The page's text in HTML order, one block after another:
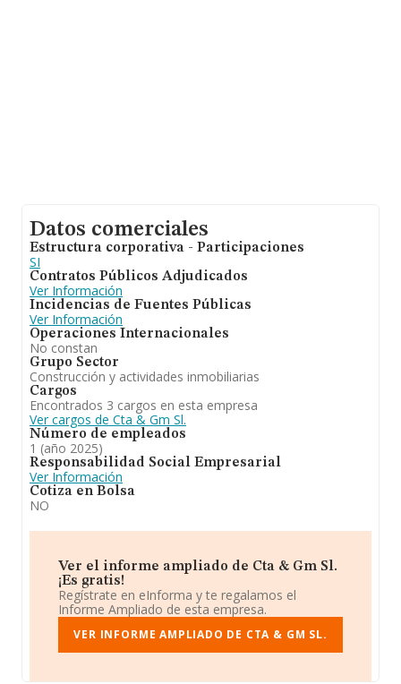
Datos comerciales
Estructura corporativa - Participaciones
SI
Contratos Públicos Adjudicados
Ver Información
Incidencias de Fuentes Públicas
Ver Información
Operaciones Internacionales
No constan
Grupo Sector
Construcción y actividades inmobiliarias
Cargos
Encontrados 3 cargos en esta empresa
Ver cargos de Cta & Gm Sl.
Número de empleados
1 (año 2025)
Responsabilidad Social Empresarial
Ver Información
Cotiza en Bolsa
NO
Ver el informe ampliado de Cta & Gm Sl.
¡Es gratis!
Regístrate en eInforma y te regalamos el
Informe Ampliado de esta empresa.
VER INFORME AMPLIADO DE CTA & GM SL.